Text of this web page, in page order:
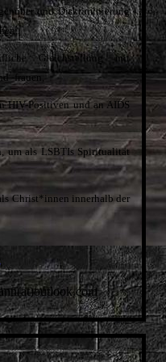
und Diskriminierung
Gleichstellung mit
-frauen,
HIV-Positiven und an AIDS
um als LSBTIs Spiritualität
Christ*innen innerhalb der